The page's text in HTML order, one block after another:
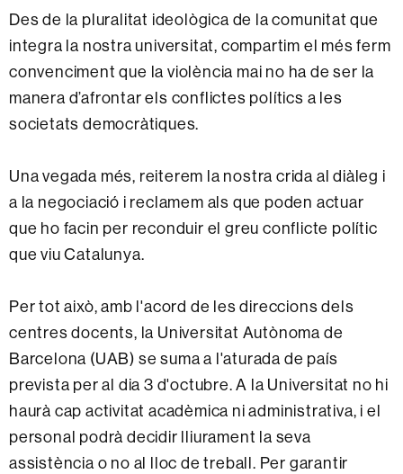
Des de la pluralitat ideològica de la comunitat que
integra la nostra universitat, compartim el més ferm
convenciment que la violència mai no ha de ser la
manera d’afrontar els conflictes polítics a les
societats democràtiques.
Una vegada més, reiterem la nostra crida al diàleg i
a la negociació i reclamem als que poden actuar
que ho facin per reconduir el greu conflicte polític
que viu Catalunya.
Per tot això, amb l'acord de les direccions dels
centres docents, la Universitat Autònoma de
Barcelona (UAB) se suma a l'aturada de país
prevista per al dia 3 d'octubre. A la Universitat no hi
haurà cap activitat acadèmica ni administrativa, i el
personal podrà decidir lliurament la seva
assistència o no al lloc de treball. Per garantir